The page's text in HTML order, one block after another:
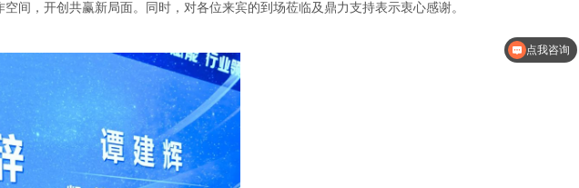
间，开创共赢新局面。同时，对各位来宾的到场莅临及鼎力支持表示衷心感谢。
点我咨询